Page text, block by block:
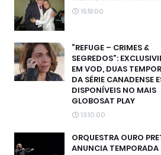
15:51:00
“REFUGE – CRIMES &
SEGREDOS”:
EM VOD, DUAS
DA SÉRIE CANADENSE
DISPONÍVEIS NO MAIS
GLOBOSAT PLAY
13:10:00
ORQUESTRA OURO
ANUNCIA TEMPORADA